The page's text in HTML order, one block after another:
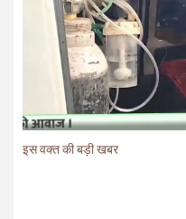
इस वक्त की बड़ी खबर